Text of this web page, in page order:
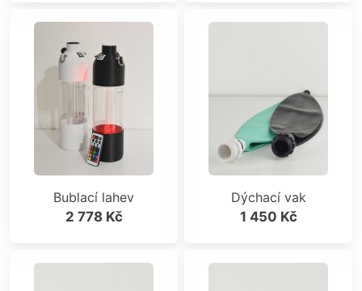
Bublací lahev
2 778 Kč
Dýchací vak
1 450 Kč